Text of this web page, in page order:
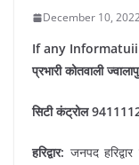
December 10,
If any
प्रभारी कोतवाली
सिटी कंट्रोल
हरिद्वार: जनपद